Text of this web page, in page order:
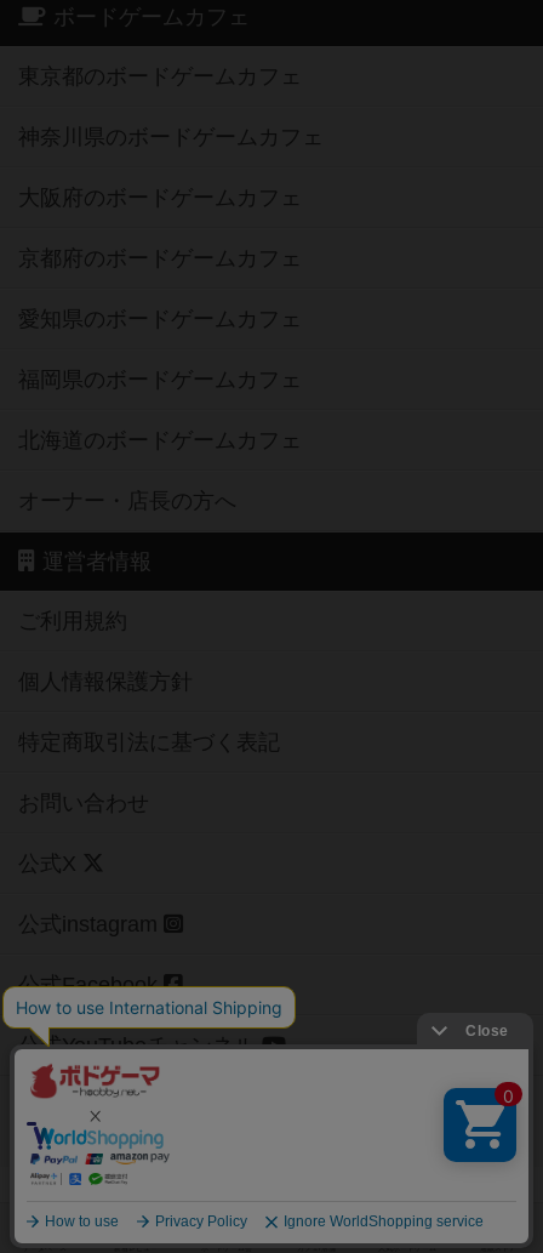
ボードゲームカフェ
東京都のボードゲームカフェ
神奈川県のボードゲームカフェ
大阪府のボードゲームカフェ
京都府のボードゲームカフェ
愛知県のボードゲームカフェ
福岡県のボードゲームカフェ
北海道のボードゲームカフェ
オーナー・店長の方へ
運営者情報
ご利用規約
個人情報保護方針
特定商取引法に基づく表記
お問い合わせ
公式X
公式instagram
公式Facebook
公式YouTubeチャンネル